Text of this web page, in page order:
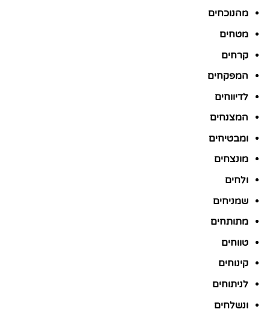
מהנוכחים
מטחים
קרחים
המפקחים
לדיווחים
המצנחים
ומבטיחים
מונצחים
ולחים
שמניחים
מתותחים
טווחים
קינוחים
לניתוחים
ונשלחים